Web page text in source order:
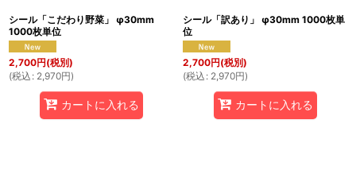
シール「こだわり野菜」 φ30mm
1000枚単位
2,700円(税別)
(税込 : 2,970円)
カートに入れる
シール「訳あり」 φ30mm 1000枚単
位
2,700円(税別)
(税込 : 2,970円)
カートに入れる